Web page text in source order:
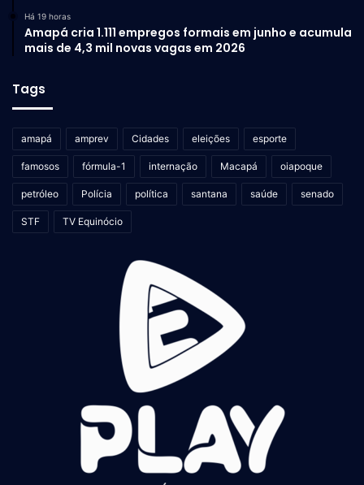
Há 19 horas
Amapá cria 1.111 empregos formais em junho e acumula
mais de 4,3 mil novas vagas em 2026
Tags
amapá amprev Cidades eleições esporte
famosos fórmula-1 internação Macapá oiapoque
petróleo Polícia política santana saúde senado
STF TV Equinócio